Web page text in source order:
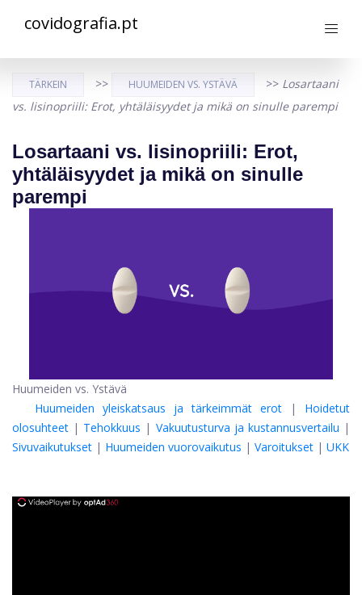
covidografia.pt
TÄRKEIN >> HUUMEIDEN VS. YSTÄVÄ >> Losartaani
vs. lisinopriili: Erot, yhtäläisyydet ja mikä on sinulle parempi
Losartaani vs. lisinopriili: Erot,
yhtäläisyydet ja mikä on sinulle
parempi
Huumeiden vs. Ystävä
Huumeiden yleiskatsaus ja tärkeimmät erot | Hoidetut
olosuhteet | Tehokkuus | Vakuutusturva ja kustannusvertailu |
Sivuvaikutukset | Huumeiden vuorovaikutus | Varoitukset | UKK